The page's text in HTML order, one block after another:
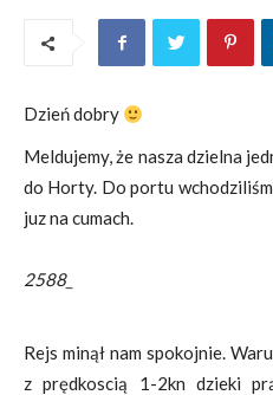
Dzień dobry
Meldujemy, że nasza dzielna
do Horty. Do portu
juz na cumach.
2588_
Rejs minął nam spokojnie.
z prędkoscią 1-2kn dzieki